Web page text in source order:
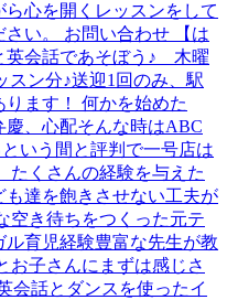
心を開くレッスンをして
い。 お問い合わせ 【は
英会話であそぼう♪ 木曜
スン分♪送迎1回のみ、駅
ます！ 何かを始めた
、心配そんな時はABC
いう間と評判で一号店は
たくさんの経験を与えた
達を飽きさせない工夫が
空き待ちをつくった元テ
育児経験豊富な先生が教
お子さんにまずは感じさ
会話とダンスを使ったイ